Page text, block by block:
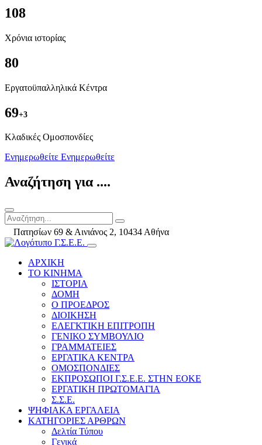
108
Χρόνια ιστορίας
80
Εργατοϋπαλληλικά Κέντρα
69+3
Kλαδικές Ομοσπονδίες
Ενημερωθείτε Ενημερωθείτε
Αναζήτηση για ....
Πατησίων 69 & Αινιάνος 2, 10434 Αθήνα
ΑΡΧΙΚΗ
ΤΟ ΚΙΝΗΜΑ
ΙΣΤΟΡΙΑ
ΔΟΜΗ
Ο ΠΡΟΕΔΡΟΣ
ΔΙΟΙΚΗΣΗ
ΕΛΕΓΚΤΙΚΗ ΕΠΙΤΡΟΠΗ
ΓΕΝΙΚΟ ΣΥΜΒΟΥΛΙΟ
ΓΡΑΜΜΑΤΕΙΕΣ
ΕΡΓΑΤΙΚΑ ΚΕΝΤΡΑ
ΟΜΟΣΠΟΝΔΙΕΣ
ΕΚΠΡΟΣΩΠΟΙ Γ.Σ.Ε.Ε. ΣΤΗΝ ΕΟΚΕ
ΕΡΓΑΤΙΚΗ ΠΡΩΤΟΜΑΓΙΑ
Σ.Σ.Ε.
ΨΗΦΙΑΚΑ ΕΡΓΑΛΕΙΑ
ΚΑΤΗΓΟΡΙΕΣ ΑΡΘΡΩΝ
Δελτία Τύπου
Γενικά